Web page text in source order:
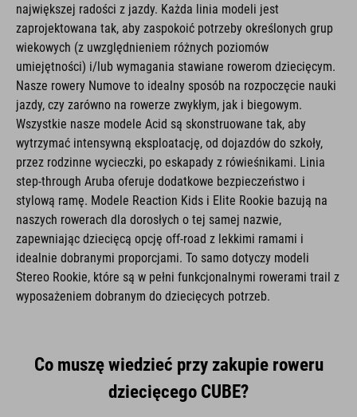
największej radości z jazdy. Każda linia modeli jest
zaprojektowana tak, aby zaspokoić potrzeby określonych grup
wiekowych (z uwzględnieniem różnych poziomów
umiejętności) i/lub wymagania stawiane rowerom dziecięcym.
Nasze rowery Numove to idealny sposób na rozpoczęcie nauki
jazdy, czy zarówno na rowerze zwykłym, jak i biegowym.
Wszystkie nasze modele Acid są skonstruowane tak, aby
wytrzymać intensywną eksploatację, od dojazdów do szkoły,
przez rodzinne wycieczki, po eskapady z rówieśnikami. Linia
step-through Aruba oferuje dodatkowe bezpieczeństwo i
stylową ramę. Modele Reaction Kids i Elite Rookie bazują na
naszych rowerach dla dorosłych o tej samej nazwie,
zapewniając dziecięcą opcję off-road z lekkimi ramami i
idealnie dobranymi proporcjami. To samo dotyczy modeli
Stereo Rookie, które są w pełni funkcjonalnymi rowerami trail z
wyposażeniem dobranym do dziecięcych potrzeb.
Co muszę wiedzieć przy zakupie roweru
dziecięcego CUBE?